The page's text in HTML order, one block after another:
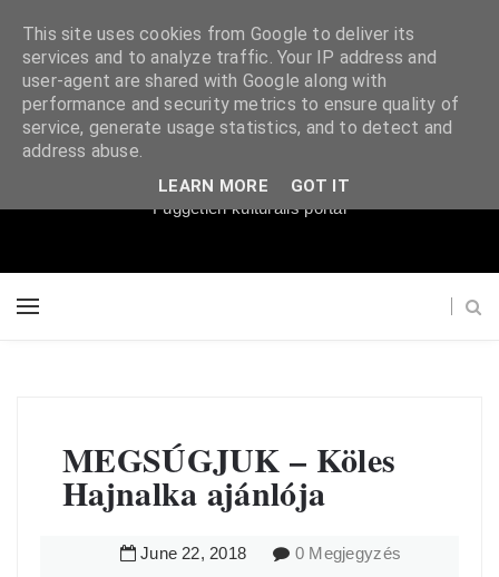
Súgópéldány
Független kulturális portál
MEGSÚGJUK – Köles
Hajnalka ajánlója
June 22, 2018 0 Megjegyzés
This site uses cookies from Google to deliver its
services and to analyze traffic. Your IP address and
user-agent are shared with Google along with
performance and security metrics to ensure quality of
service, generate usage statistics, and to detect and
address abuse.
LEARN MORE GOT IT